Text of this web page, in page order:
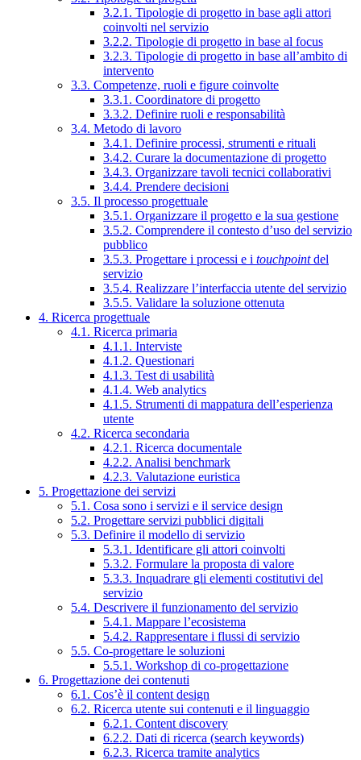
3.2.1. Tipologie di progetto in base agli attori
coinvolti nel servizio
3.2.2. Tipologie di progetto in base al focus
3.2.3. Tipologie di progetto in base all’ambito di
intervento
3.3. Competenze, ruoli e figure coinvolte
3.3.1. Coordinatore di progetto
3.3.2. Definire ruoli e responsabilità
3.4. Metodo di lavoro
3.4.1. Definire processi, strumenti e rituali
3.4.2. Curare la documentazione di progetto
3.4.3. Organizzare tavoli tecnici collaborativi
3.4.4. Prendere decisioni
3.5. Il processo progettuale
3.5.1. Organizzare il progetto e la sua gestione
3.5.2. Comprendere il contesto d’uso del servizio
pubblico
3.5.3. Progettare i processi e i touchpointdel
servizio
3.5.4. Realizzare l’interfaccia utente del servizio
3.5.5. Validare la soluzione ottenuta
4. Ricerca progettuale
4.1. Ricerca primaria
4.1.1. Interviste
4.1.2. Questionari
4.1.3. Test di usabilità
4.1.4. Web analytics
4.1.5. Strumenti di mappatura dell’esperienza
utente
4.2. Ricerca secondaria
4.2.1. Ricerca documentale
4.2.2. Analisi benchmark
4.2.3. Valutazione euristica
5. Progettazione dei servizi
5.1. Cosa sono i servizi e il service design
5.2. Progettare servizi pubblici digitali
5.3. Definire il modello di servizio
5.3.1. Identificare gli attori coinvolti
5.3.2. Formulare la proposta di valore
5.3.3. Inquadrare gli elementi costitutivi del
servizio
5.4. Descrivere il funzionamento del servizio
5.4.1. Mappare l’ecosistema
5.4.2. Rappresentare i flussi di servizio
5.5. Co-progettare le soluzioni
5.5.1. Workshop di co-progettazione
6. Progettazione dei contenuti
6.1. Cos’è il content design
6.2. Ricerca utente sui contenuti e il linguaggio
6.2.1. Content discovery
6.2.2. Dati di ricerca (search keywords)
6.2.3. Ricerca tramite analytics